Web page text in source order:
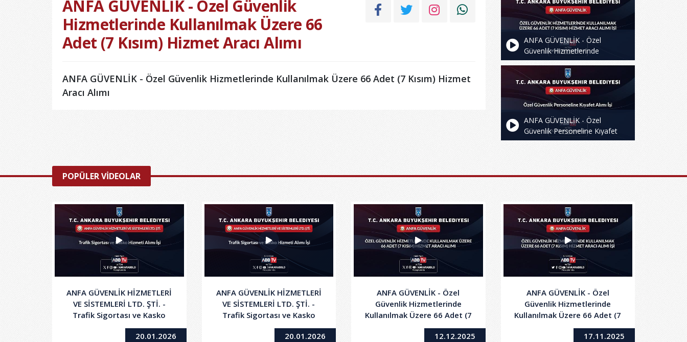
ANFA GÜVENLİK - Özel Güvenlik
Hizmetlerinde Kullanılmak Üzere 66
Adet (7 Kısım) Hizmet Aracı Alımı
ANFA GÜVENLİK - Özel Güvenlik Hizmetlerinde Kullanılmak Üzere 66 Adet (7 Kısım) Hizmet
Aracı Alımı
ANFA GÜVENLİK - Özel
Güvenlik Hizmetlerinde
Kullanılmak Üzere 66 Adet (7
Kısım) Hizmet Aracı Alımı İşi
ANFA GÜVENLİK - Özel
Güvenlik Personeline Kıyafet
Alımı İşi
POPÜLER VİDEOLAR
ANFA GÜVENLİK HİZMETLERİ
VE SİSTEMLERİ LTD. ŞTİ. -
Trafik Sigortası ve Kasko
Hizmeti Alımı İşi - 2.Oturum
20.01.2026
ANFA GÜVENLİK HİZMETLERİ
VE SİSTEMLERİ LTD. ŞTİ. -
Trafik Sigortası ve Kasko
Hizmeti Alımı İşi
20.01.2026
ANFA GÜVENLİK - Özel
Güvenlik Hizmetlerinde
Kullanılmak Üzere 66 Adet (7
Kısım) Hizmet Aracı Alımı
12.12.2025
ANFA GÜVENLİK - Özel
Güvenlik Hizmetlerinde
Kullanılmak Üzere 66 Adet (7
Kısım) Hizmet Aracı Alımı İşi
17.11.2025